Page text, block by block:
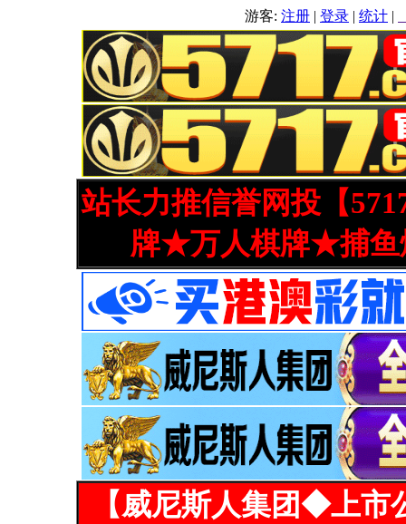
游客: 注册 | 登录 | 统计 |
站长力推信誉网投【
牌★万人棋牌★捕鱼
【威尼斯人集团◆上